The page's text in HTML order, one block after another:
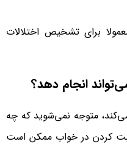
برای تشخیص اختلالات
انجام دهد؟
متوجه نمی‌شوید که چه
کردن در خواب ممکن است